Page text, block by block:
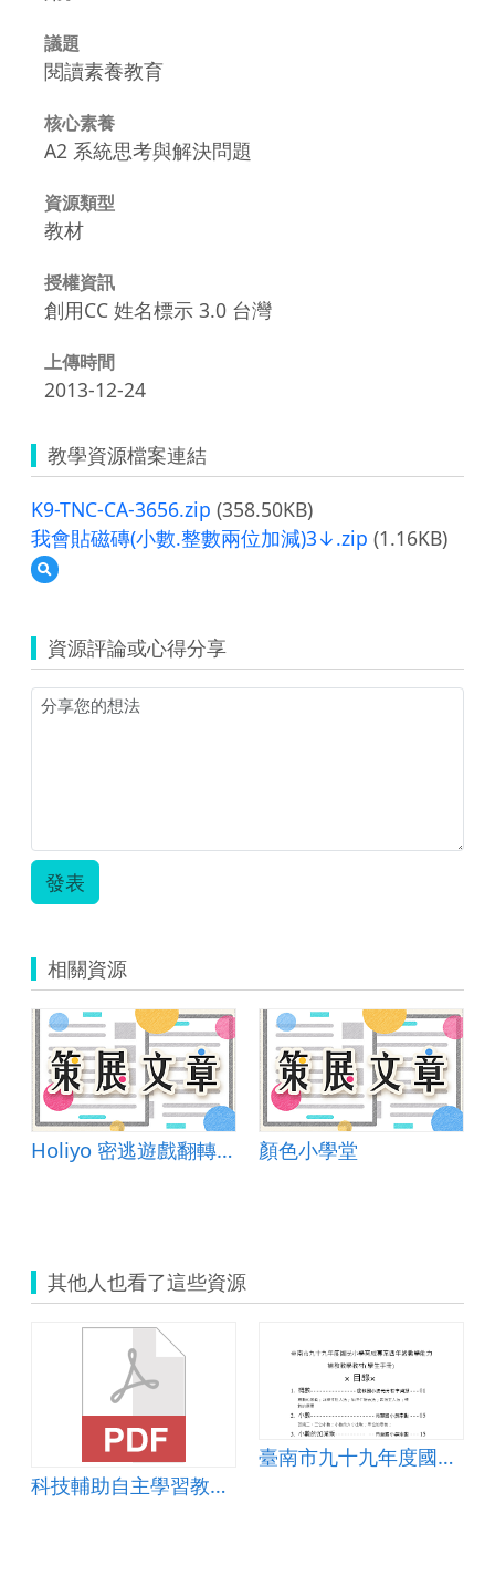
議題
閱讀素養教育
核心素養
A2 系統思考與解決問題
資源類型
教材
授權資訊
創用CC 姓名標示 3.0 台灣
上傳時間
2013-12-24
教學資源檔案連結
K9-TNC-CA-3656.zip (358.50KB)
我會貼磁磚(小數.整數兩位加減)3↓.zip (1.16KB)
預
覽
貼
磁
磚
(小
減)3↓.zip
資源評論或心得分享
發表
相關資源
Holiyo 密逃遊戲翻轉平臺 顏色小學堂
其他人也看了這些資源
科技輔助自主學習教案-小數的加法
臺南市九十九年度國民小學育成專案四年級數學能力 補教教學教材